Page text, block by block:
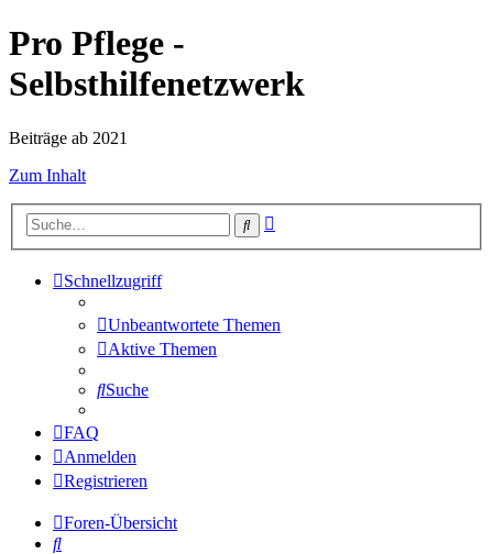
Pro Pflege -
Selbsthilfenetzwerk
Beiträge ab 2021
Zum Inhalt
Suche
Schnellzugriff
Unbeantwortete Themen
Aktive Themen
Suche
FAQ
Anmelden
Registrieren
Foren-Übersicht
Suche